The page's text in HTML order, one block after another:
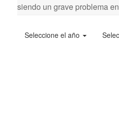
siendo un grave problema en